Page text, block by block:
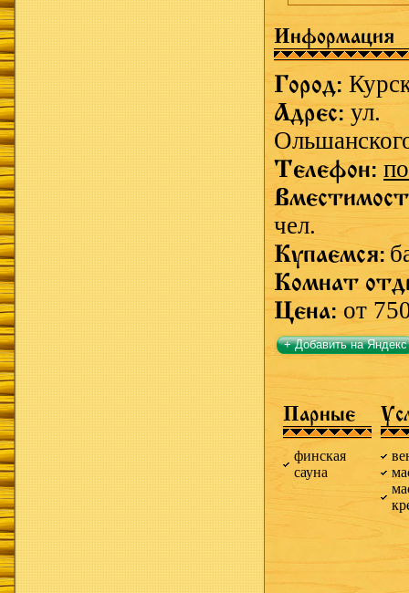
Информация
Город:
Адрес: ул.
Телефон:
чел.
Купаемся:
Комнат
Цена: от
+ Добавить на Яндекс
Парные
финская
сауна